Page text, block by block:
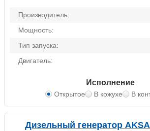
Производитель:
Мощность:
Тип запуска:
Двигатель:
Исполнение
Открытое В кожухе В
Дизельный генератор